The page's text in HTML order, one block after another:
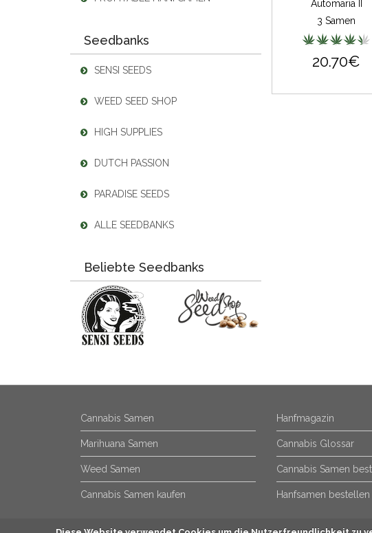
Seedbanks
SENSI SEEDS
WEED SEED SHOP
HIGH SUPPLIES
DUTCH PASSION
PARADISE SEEDS
ALLE SEEDBANKS
Beliebte Seedbanks
Automaria II
3 Samen
20.70€
Cannabis Samen
Marihuana Samen
Weed Samen
Cannabis Samen kaufen
Hanfmagazin
Cannabis Glossar
Cannabis Samen
Hanfsamen bestellen